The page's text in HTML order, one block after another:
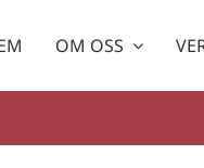
OM OSS